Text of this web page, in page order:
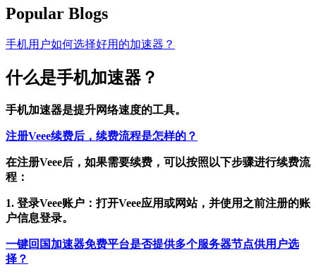
Popular Blogs
手机用户如何选择好用的加速器？
什么是手机加速器？
手机加速器是提升网络速度的工具。
注册Veee续费后，续费流程是怎样的？
在注册Veee后，如果需要续费，可以按照以下步骤进行续费流
程：
1. 登录Veee账户：打开Veee应用或网站，并使用之前注册的账
户信息登录。
一键回国加速器免费平台是否提供多个服务器节点供用户选
择？